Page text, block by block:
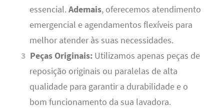
essencial. Ademais, oferecemos atendimento
emergencial e agendamentos flexíveis para
melhor atender às suas necessidades.
Peças Originais: Utilizamos apenas peças de
reposição originais ou paralelas de alta
qualidade para garantir a durabilidade e o
bom funcionamento da sua lavadora.